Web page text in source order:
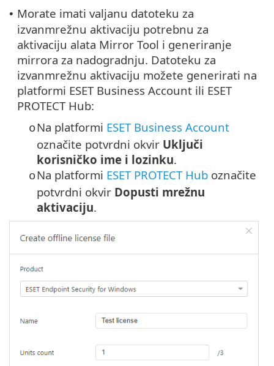
• Morate imati valjanu datoteku za
izvanmrežnu aktivaciju potrebnu za
aktivaciju alata Mirror Tool i generiranje
mirrora za nadogradnju. Datoteku za
izvanmrežnu aktivaciju možete generirati na
platformi ESET Business Account ili ESET
PROTECT Hub:
oNa platformi ESET Business Account
označite potvrdni okvir Uključi
korisničko ime i lozinku.
oNa platformi ESET PROTECT Hub označite
potvrdni okvir Dopusti mrežnu
aktivaciju.